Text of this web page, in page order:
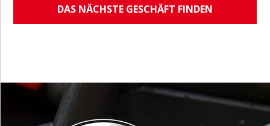
DAS NÄCHSTE GESCHÄFT FINDEN